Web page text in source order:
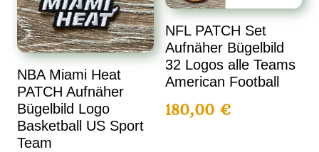
NBA Miami Heat
PATCH Aufnäher
Bügelbild Logo
Basketball US Sport
Team
NFL PATCH Set
Aufnäher Bügelbild
32 Logos alle Teams
American Football
180,00 €